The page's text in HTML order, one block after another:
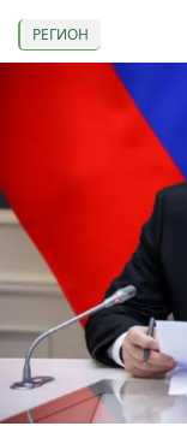
РЕГИОН